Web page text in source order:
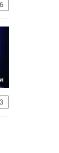
6
3